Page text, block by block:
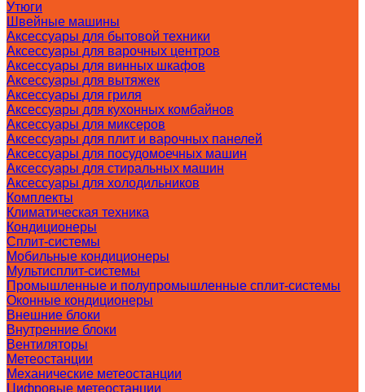
Утюги
Швейные машины
Аксессуары для бытовой техники
Аксессуары для варочных центров
Аксессуары для винных шкафов
Аксессуары для вытяжек
Аксессуары для гриля
Аксессуары для кухонных комбайнов
Аксессуары для миксеров
Аксессуары для плит и варочных панелей
Аксессуары для посудомоечных машин
Аксессуары для стиральных машин
Аксессуары для холодильников
Комплекты
Климатическая техника
Кондиционеры
Сплит-системы
Мобильные кондиционеры
Мультисплит-системы
Промышленные и полупромышленные сплит-системы
Оконные кондиционеры
Внешние блоки
Внутренние блоки
Вентиляторы
Метеостанции
Механические метеостанции
Цифровые метеостанции